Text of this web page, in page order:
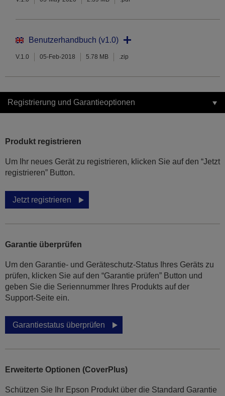
Benutzerhandbuch (v1.0)
V.1.0 05-Feb-2018 5.78 MB .zip
Registrierung und Garantieoptionen
Produkt registrieren
Um Ihr neues Gerät zu registrieren, klicken Sie auf den “Jetzt
registrieren” Button.
Jetzt registrieren
Garantie überprüfen
Um den Garantie- und Geräteschutz-Status Ihres Geräts zu
prüfen, klicken Sie auf den “Garantie prüfen” Button und
geben Sie die Seriennummer Ihres Produkts auf der
Support-Seite ein.
Garantiestatus überprüfen
Erweiterte Optionen (CoverPlus)
Schützen Sie Ihr Epson Produkt über die Standard Garantie